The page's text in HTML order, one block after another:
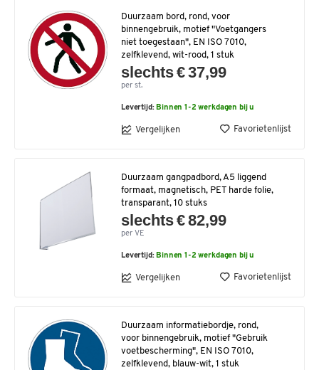
Duurzaam bord, rond, voor
binnengebruik, motief "Voetgangers
niet toegestaan", EN ISO 7010,
zelfklevend, wit-rood, 1 stuk
slechts € 37,99
per st.
Levertijd:Binnen 1-2 werkdagen bij u
Vergelijken Favorietenlijst
Duurzaam gangpadbord, A5 liggend
formaat, magnetisch, PET harde folie,
transparant, 10 stuks
slechts € 82,99
per VE
Levertijd:Binnen 1-2 werkdagen bij u
Vergelijken Favorietenlijst
Duurzaam informatiebordje, rond,
voor binnengebruik, motief "Gebruik
voetbescherming", EN ISO 7010,
zelfklevend, blauw-wit, 1 stuk